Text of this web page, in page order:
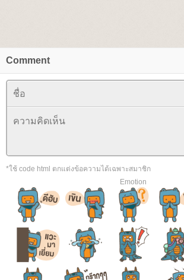
Comment
*ใช้ code html ตกแต่งข้อความได้เฉพาะสมาชิก
Emotion